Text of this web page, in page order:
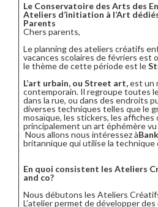
Le Conservatoire des Arts des
Ateliers d’initiation à l’Art
Parents
Chers parents,
Le planning des ateliers créatifs
vacances scolaires de févriers est
le thème de cette période est le
L’art urbain, ou Street art,est un
contemporain. Il regroupe toutes
dans la rue, ou dans des endroits
diverses techniques telles que le
mosaïque, les stickers, les affiches
principalement un art éphémère
Nous allons nous intéressez à
britannique qui utilise la technique
En quoi consistent les Ateliers
and co?
Nous débutons les Ateliers
L’atelier permet de développer